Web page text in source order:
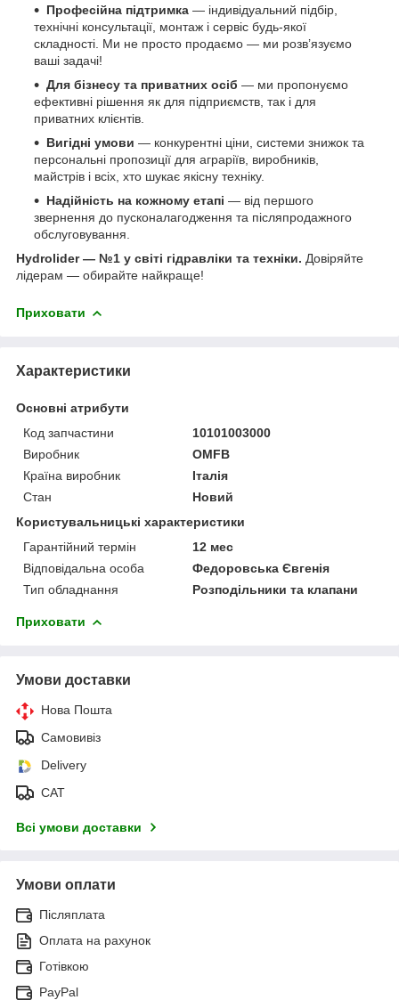
Професійна підтримка — індивідуальний підбір,
технічні консультації, монтаж і сервіс будь-якої
складності. Ми не просто продаємо — ми розв’язуємо
ваші задачі!
Для бізнесу та приватних осіб — ми пропонуємо
ефективні рішення як для підприємств, так і для
приватних клієнтів.
Вигідні умови — конкурентні ціни, системи знижок та
персональні пропозиції для аграріїв, виробників,
майстрів і всіх, хто шукає якісну техніку.
Надійність на кожному етапі — від першого
звернення до пусконалагодження та післяпродажного
обслуговування.
Hydrolider — №1 у світі гідравліки та техніки. Довіряйте
лідерам — обирайте найкраще!
Приховати
Характеристики
Основні атрибути
Код запчастини
10101003000
Виробник
OMFB
Країна виробник
Італія
Стан
Новий
Користувальницькі характеристики
Гарантійний термін
12 мес
Відповідальна особа
Федоровська Євгенія
Тип обладнання
Розподільники та клапани
Приховати
Умови доставки
Нова Пошта
Самовивіз
Delivery
САТ
Всі умови доставки
Умови оплати
Післяплата
Оплата на рахунок
Готівкою
PayPal